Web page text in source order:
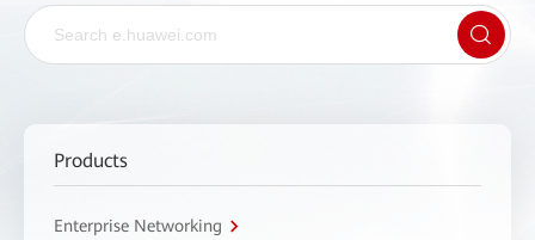
Products
Enterprise Networking